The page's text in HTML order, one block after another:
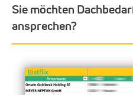
Sie möchten
ansprechen?